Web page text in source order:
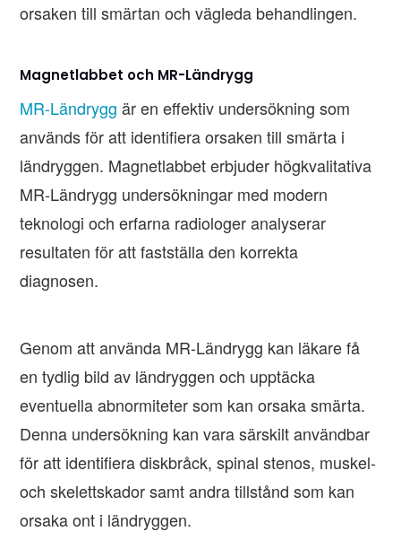
orsaken till smärtan och vägleda behandlingen.
Magnetlabbet och MR-Ländrygg
MR-Ländrygg är en effektiv undersökning som
används för att identifiera orsaken till smärta i
ländryggen. Magnetlabbet erbjuder högkvalitativa
MR-Ländrygg undersökningar med modern
teknologi och erfarna radiologer analyserar
resultaten för att fastställa den korrekta
diagnosen.
Genom att använda MR-Ländrygg kan läkare få
en tydlig bild av ländryggen och upptäcka
eventuella abnormiteter som kan orsaka smärta.
Denna undersökning kan vara särskilt användbar
för att identifiera diskbråck, spinal stenos, muskel-
och skelettskador samt andra tillstånd som kan
orsaka ont i ländryggen.